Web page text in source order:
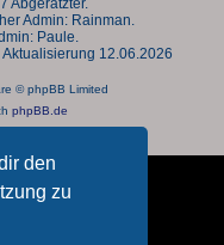
den
zu
Abgeratzter.
Admin: Rainman.
Paule.
12.06.2026
© phpBB Limited
phpBB.de